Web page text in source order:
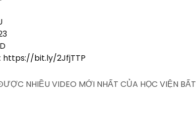
https://bit.ly/2JfjTTP
NHIỀU VIDEO MỚI NHẤT CỦA HỌC VIỆN BẤT